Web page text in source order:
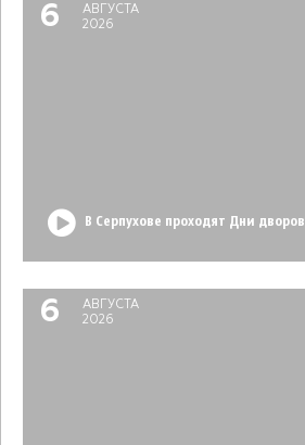
6
АВГУСТА
2026
В Серпухове проходят Дни дворов
6
АВГУСТА
2026